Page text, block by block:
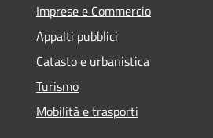
Imprese e Commercio
Appalti pubblici
Catasto e urbanistica
Turismo
Mobilità e trasporti